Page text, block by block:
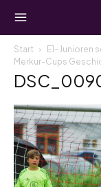
Start
E1-Junioren
Merkur-Cups